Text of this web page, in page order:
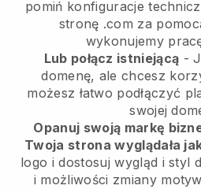
pomiń konfiguracje
stronę .com za
wykonujemy
Lub połącz istniejącą -
domenę, ale chcesz
możesz łatwo podłączyć
swojej
Opanuj swoją markę
Twoja strona wyglądała
logo i dostosuj wygląd i styl
i możliwości zmiany